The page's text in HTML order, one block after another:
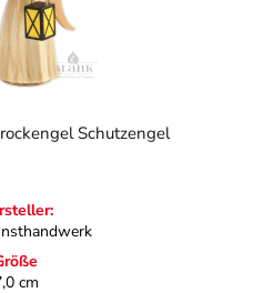
Schutzengel
cm